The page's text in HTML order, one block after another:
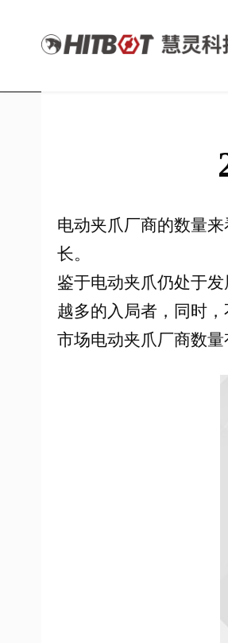
电动夹爪厂商的数量
长。
鉴于电动夹爪仍处于
越多的入局者，同时
市场电动夹爪厂商数量